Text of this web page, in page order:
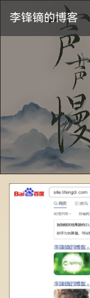
李锋镝的博客